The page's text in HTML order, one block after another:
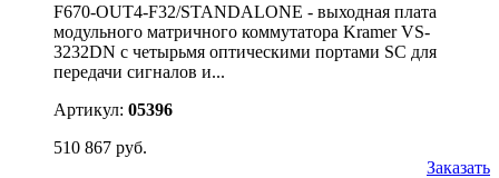
F670-OUT4-F32/STANDALONE - выходная плата
модульного матричного коммутатора Kramer VS-
3232DN с четырьмя оптическими портами SC для
передачи сигналов и...
Артикул: 05396
510 867 руб.
Заказать